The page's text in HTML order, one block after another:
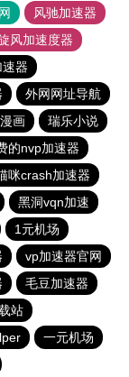
风驰加速器
风加速度器
器
外网网址导航
画
瑞乐小说
的nvp加速器
咪crash加速器
黑洞vqn加速
1元机场
vp加速器官网
毛豆加速器
站
一元机场